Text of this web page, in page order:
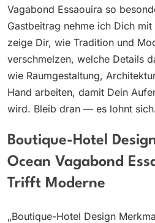
Vagabond Essaouira so
Gastbeitrag nehme ich Dich
zeige Dir, wie Tradition und
verschmelzen, welche Details
wie Raumgestaltung,
Hand arbeiten, damit Dein
wird. Bleib dran — es lohnt
Boutique-Hotel
Ocean Vagabond
Trifft Moderne
„Boutique-Hotel Design